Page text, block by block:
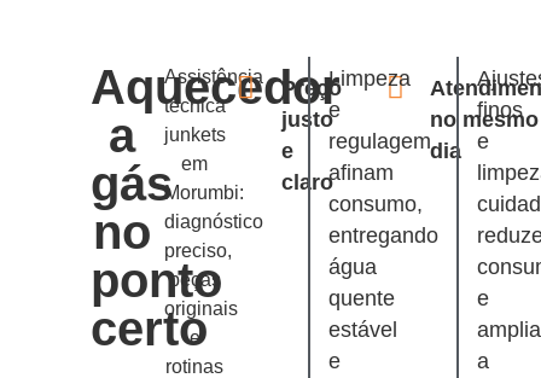
Aquecedor
a
gás
no
ponto
certo
Assistência
técnica
junkets
em
Morumbi:
diagnóstico
preciso,
peças
originais
e
rotinas
Preço
justo
e
claro
no mesmo
dia
Limpeza
e
regulagem
afinam
consumo,
entregando
água
quente
estável
e
finos
e
e
a